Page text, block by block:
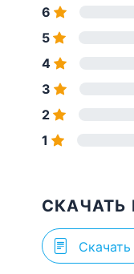
6
5
4
3
2
1
СКАЧАТЬ
Скачать